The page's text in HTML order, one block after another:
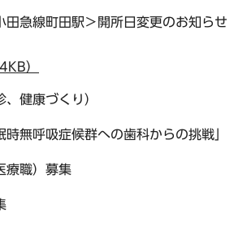
田急線町田駅＞開所日変更のお知らせ
）
健康づくり）
時無呼吸症候群への歯科からの挑戦」
療職）募集